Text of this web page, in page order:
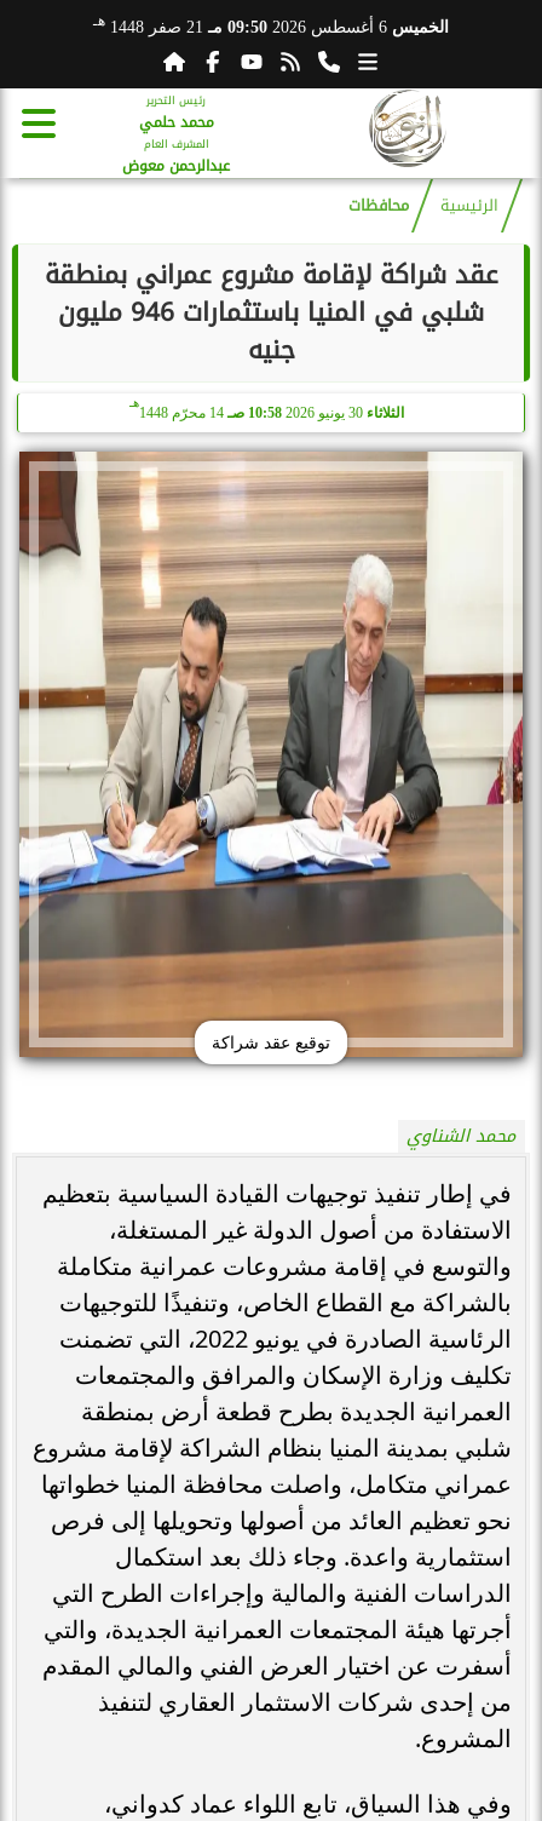
الخميس 09:50 مـ 21 صفر 1448 هـ
رئيس التحرير
محمد حلمي
المشرف العام
عبدالرحمن معوض
الرئيسية محافظات
عقد شراكة لإقامة مشروع عمراني بمنطقة
شلبي في المنيا باستثمارات 946 مليون
جنيه
الثلاثاء 30 يونيو 2026 10:58 صـ 14 محرّم 1448
هـ
توقيع عقد شراكة
محمد الشناوي
في إطار تنفيذ توجيهات القيادة السياسية بتعظيم
الاستفادة من أصول الدولة غير المستغلة،
والتوسع في إقامة مشروعات عمرانية متكاملة
بالشراكة مع القطاع الخاص، وتنفيذًا للتوجيهات
الرئاسية الصادرة في يونيو 2022، التي تضمنت
تكليف وزارة الإسكان والمرافق والمجتمعات
العمرانية الجديدة بطرح قطعة أرض بمنطقة
شلبي بمدينة المنيا بنظام الشراكة لإقامة مشروع
عمراني متكامل، واصلت محافظة المنيا خطواتها
نحو تعظيم العائد من أصولها وتحويلها إلى فرص
استثمارية واعدة. وجاء ذلك بعد استكمال
الدراسات الفنية والمالية وإجراءات الطرح التي
أجرتها هيئة المجتمعات العمرانية الجديدة، والتي
أسفرت عن اختيار العرض الفني والمالي المقدم
من إحدى شركات الاستثمار العقاري لتنفيذ
المشروع.
وفي هذا السياق، تابع اللواء عماد كدواني،